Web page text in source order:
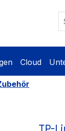
Cloud